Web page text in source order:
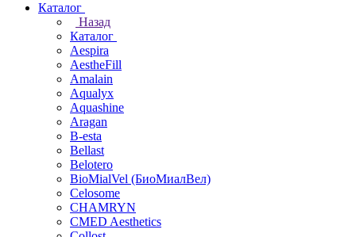
Каталог
Назад
Каталог
Aespira
AestheFill
Amalain
Aqualyx
Aquashine
Aragan
B-esta
Bellast
Belotero
BioMialVel (БиоМиалВел)
Celosome
CHAMRYN
CMED Aesthetics